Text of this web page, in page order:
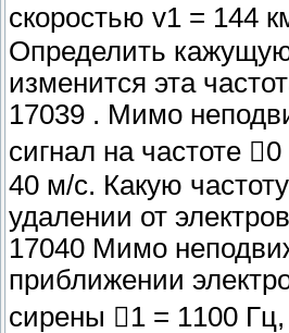
скоростью v1 = 144
Определить
изменится эта
17039 . Мимо
сигнал на частоте
40 м/с. Какую
удалении от
17040 Мимо
приближении
сирены 1 = 1100